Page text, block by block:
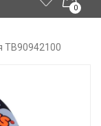
0
TB90942100